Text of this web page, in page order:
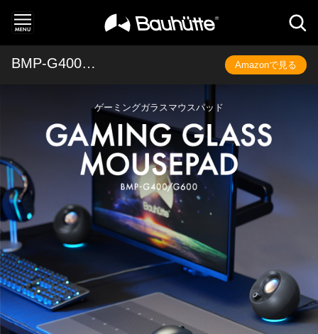
BMP-G400/600 Amazonで見る
ゲーミングガラスマウスパッド